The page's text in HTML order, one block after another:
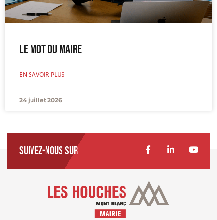
Le Mot du Maire
EN SAVOIR PLUS
24 juillet 2026
Suivez-nous sur